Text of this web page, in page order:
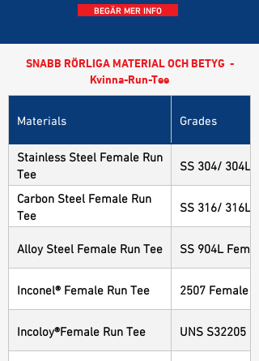
BEGÄR MER INFO
SNABB RÖRLIGA MATERIAL OCH BETYG -
Kvinna-Run-Tee
Materials Grades
Stainless Steel Female Run
Tee
SS 304/ 304L
Carbon Steel Female Run
Tee
SS 316/ 316L
Alloy Steel Female Run Tee SS 904L
Inconel® Female Run Tee 2507 Female
Incoloy®Female Run Tee UNS S32205